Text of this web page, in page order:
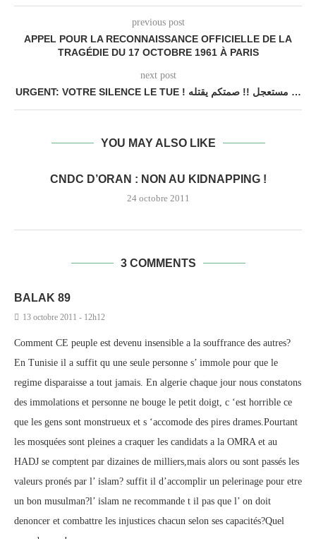
previous post
APPEL POUR LA RECONNAISSANCE OFFICIELLE DE LA
TRAGÉDIE DU 17 OCTOBRE 1961 À PARIS
next post
URGENT: VOTRE SILENCE LE TUE ! مستعجل !! صمتكم يقتله …
YOU MAY ALSO LIKE
CNDC D’ORAN : NON AU KIDNAPPING !
24 octobre 2011
3 COMMENTS
BALAK 89
13 octobre 2011 - 12h12
Comment CE peuple est devenu insensible a la souffrance des autres?
En Tunisie il a suffit qu une seule personne s’ immole pour que le
regime disparaisse a tout jamais. En algerie chaque jour nous constatons
des immolations et personne ne bouge le petit doigt, c ‘est horrible ce
que les gens sont monstrueux et s ‘accomode des pires drames.Pourtant
les mosquées sont pleines a craquer les candidats a la OMRA et au
HADJ se comptent par dizaines de milliers,mais alors ou sont passés les
valeurs pronés par l’ islam? suffit il d’accomplir un pelerinage pour etre
un bon musulman?l’ islam ne recommande t il pas que l’ on doit
denoncer et combattre les injustices chacun selon ses capacités?Quel